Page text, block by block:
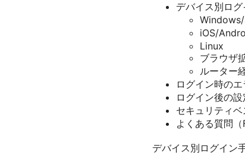
デバイス別ロ
Windows/
iOS/
Linux
ブラウザ
ルーター
ログイン時の
ログイン後の
セキュリティ
よくある質問（
デバイス別ログイン